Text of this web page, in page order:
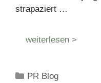
strapaziert …
weiterlesen >
Kategorien
PR Blog